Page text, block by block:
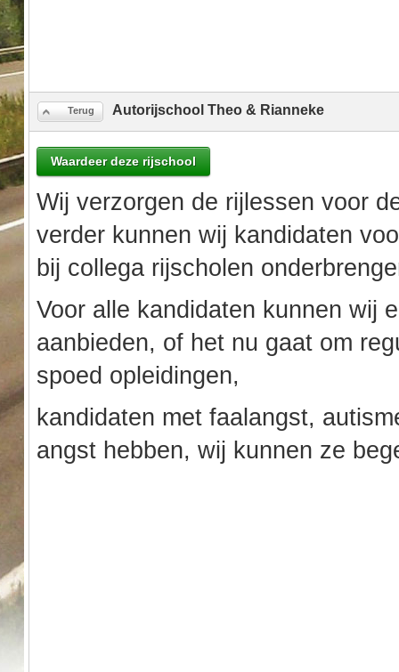
Terug Autorijschool Theo & Rianneke
Waardeer deze rijschool
Wij verzorgen de rijlessen voor
verder kunnen wij kandidaten
bij collega rijscholen
Voor alle kandidaten kunnen wij
aanbieden, of het nu gaat om
spoed opleidingen,
kandidaten met faalangst,
angst hebben, wij kunnen ze